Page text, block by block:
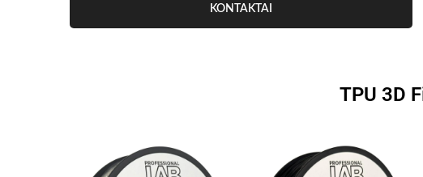
KONTAKTAI
TPU 3D